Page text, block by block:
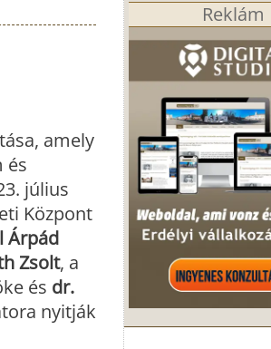
amely
és
július
Központ
Árpád
Zsolt, a
és dr.
nyitják
Reklám